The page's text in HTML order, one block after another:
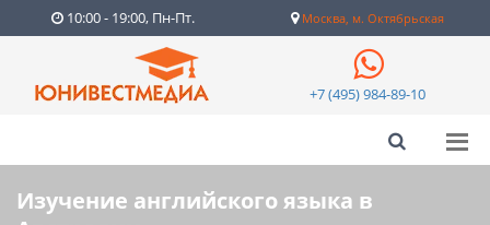
10:00 - 19:00, Пн-Пт. Москва, м. Октябрьская
+7 (495) 984-89-10
Изучение английского языка в